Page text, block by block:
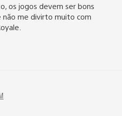
os jogos devem ser bons
não me divirto muito com